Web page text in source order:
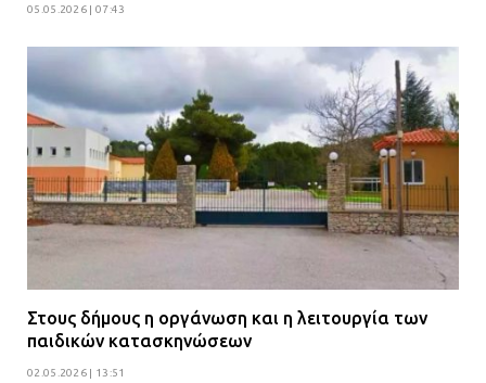
05.05.2026 | 07:43
Στους δήμους η οργάνωση και η λειτουργία των
παιδικών κατασκηνώσεων
02.05.2026 | 13:51